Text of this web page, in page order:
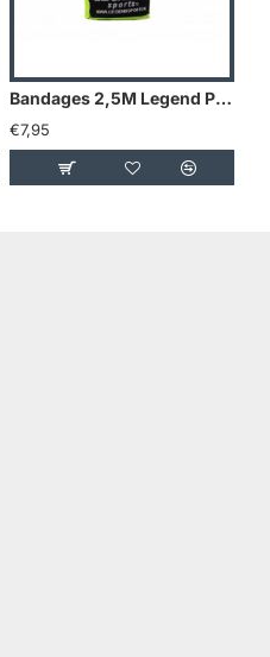
Bandages 2,5M Legend Premium diverse kleuren - Kleuren: Camo grijs
€7,95